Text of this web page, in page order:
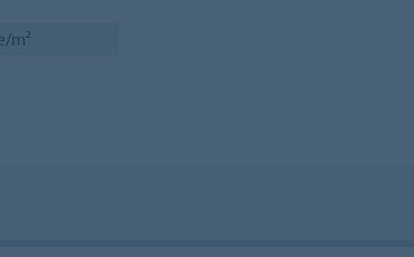
m²